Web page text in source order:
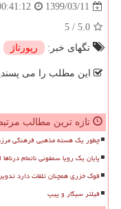
1399/03/11
5.0
/
5
تگهای خبر:
رپورتاژ
این مطلب را می
تازه ترین مطالب
چطور یک هسته مذهبی فرهنگی
پایان یک رویا سمفونی ناتمام
فوک خزری همچنان تلفات دارد
فیلتر سیگار و پیپ